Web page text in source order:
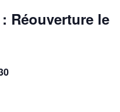
Réouverture le